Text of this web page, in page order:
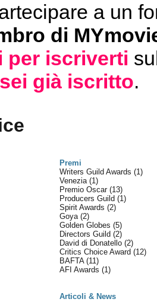
a un
di
per iscriverti
già iscritto.
Premi
Writers Guild Awards (1)
Venezia (1)
Premio Oscar (13)
Producers Guild (1)
Spirit Awards (2)
Goya (2)
Golden Globes (5)
Directors Guild (2)
David di Donatello (2)
Critics Choice Award (12)
BAFTA (11)
AFI Awards (1)
Articoli & News